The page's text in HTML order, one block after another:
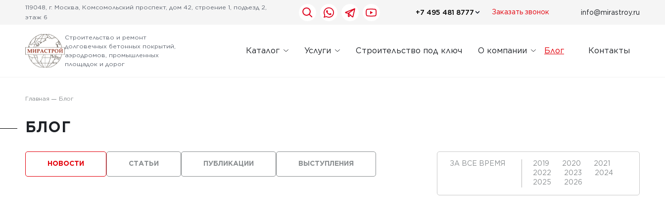
119048, г. Москва, Комсомольский проспект, дом 42, строение 1, подъезд 2,
этаж 6
+7 495 481 8777 Заказать звонок info@mirastroy.ru
Строительство и ремонт
долговечных бетонных покрытий,
аэродромов, промышленных
площадок и дорог
Каталог Услуги Строительство под ключ О компании Блог Контакты
Главная Блог
БЛОГ
ВЫСТУПЛЕНИЯ
ПУБЛИКАЦИИ
НОВОСТИ СТАТЬИ ЗА ВСЕ ВРЕМЯ 2019 2020
2021
2022
2023
2024
2025
2026